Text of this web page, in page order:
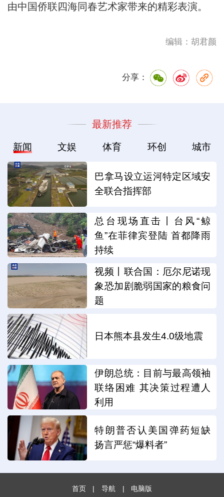
由中国侨联四海同春艺术家带来的精彩表演。
编辑：胡君颜
分享：
最新推荐
新闻 文娱 体育 环创 城市
巴拿马设立运河特定区域安
全联合指挥部
总台现场直击丨台风“鲸
鱼”在菲律宾登陆 首都降雨
持续
视频丨联合国：厄尔尼诺现
象恐加剧脆弱国家的粮食问
题
日本熊本县发生4.0级地震
伊朗总统：目前与最高领袖
联络困难 其决策过程遭人
利用
特朗普否认美国弹药短缺
扬言严惩“爆料者”
首页 | 导航 | 电脑版